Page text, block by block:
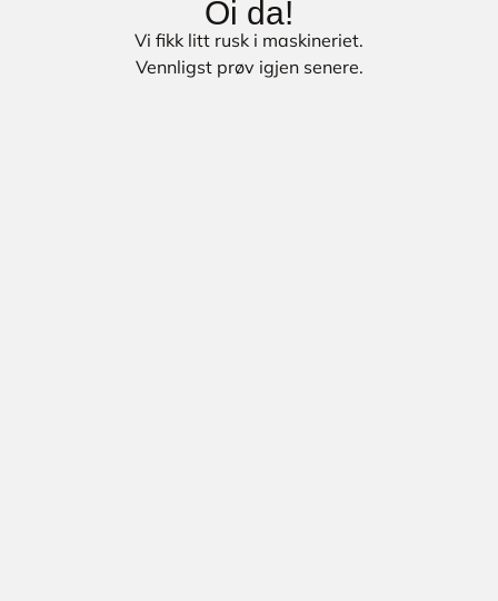
Oi da!
Vi fikk litt rusk i maskineriet.
Vennligst prøv igjen senere.